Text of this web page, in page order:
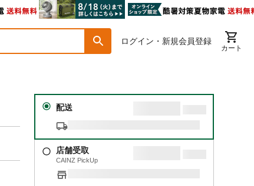
ログイン・新規会員登録
カート
配送
店舗受取
CAINZ PickUp